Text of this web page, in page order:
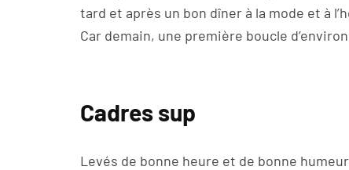
tard et après un bon dîner à la mode et à
Car demain, une première boucle
Cadres sup
Levés de bonne heure et de bonne